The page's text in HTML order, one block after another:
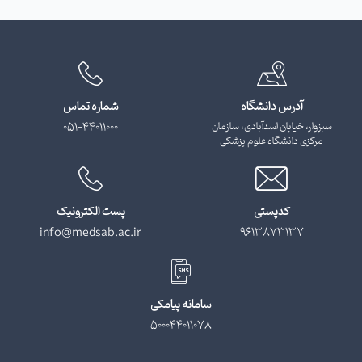
آدرس دانشگاه
سبزوار، خیابان اسدآبادی، سازمان
مرکزی دانشگاه علوم پزشکی
شماره تماس
051-44011000
کدپستی
9613873137
پست الکترونیک
info@medsab.ac.ir
سامانه پیامکی
500044011078